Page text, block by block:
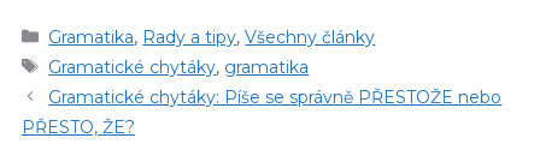
Rubriky
Gramatika, Rady a tipy,Všechny články
Štítky
Gramatické chytáky, gramatika
Gramatické chytáky: Píše se správně PŘESTOŽE nebo
PŘESTO, ŽE?